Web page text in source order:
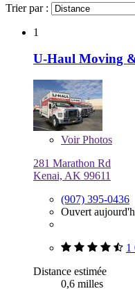
Trier par :
1
U-Haul Moving
VoirPhotos
281 Marathon Rd
Kenai, AK 99611
(907) 395-0436
Ouvert
1
Distance estimée
0,6 milles